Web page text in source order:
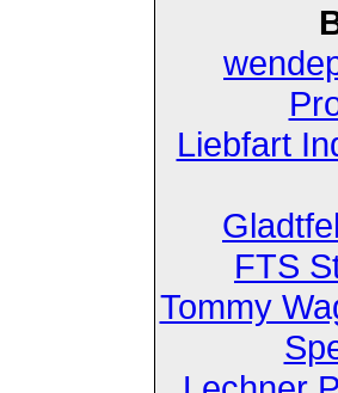
Liebfart
FTS
Tommy